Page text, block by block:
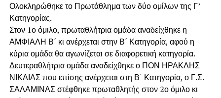
Ολοκληρώθηκε το Πρωτάθλημα των δύο ομίλων της Γ’
Κατηγορίας.
Στον 1ο όμιλο, πρωταθλήτρια ομάδα αναδείχθηκε η
ΑΜΦΙΑΛΗ Β΄ κι ανέρχεται στην Β΄ Κατηγορία, αφού η
κύρια ομάδα θα αγωνίζεται σε διαφορετική κατηγορία.
Δευτεραθλήτρια ομάδα αναδείχθηκε ο ΠΟΝ ΗΡΑΚΛΗΣ
ΝΙΚΑΙΑΣ που επίσης ανέρχεται στη Β΄ Κατηγορία, ο Γ.Σ.
ΣΑΛΑΜΙΝΑΣ στέφθηκε πρωταθλητής στον 2ο όμιλο κι